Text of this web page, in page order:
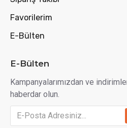
Favorilerim
E-Bülten
E-Bülten
Kampanyalarımızdan ve
haberdar olun.